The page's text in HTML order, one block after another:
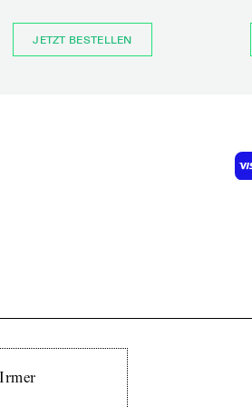
JETZT BESTELLEN